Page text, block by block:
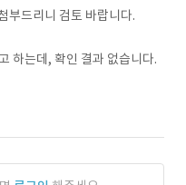
부드리니 검토 바랍니다.
하는데, 확인 결과 없습니다.